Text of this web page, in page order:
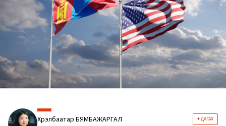
Хүрэлбаатар БЯМБАЖАРГАЛ + ДАГАХ